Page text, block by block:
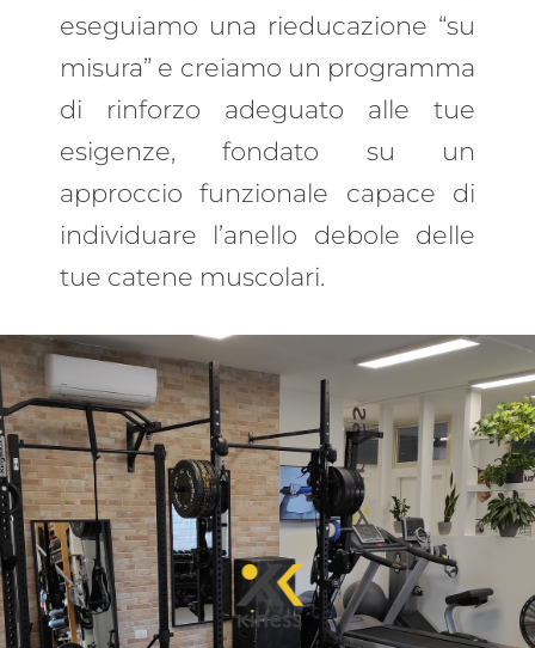
eseguiamo una rieducazione “su
misura” e creiamo un programma
di rinforzo adeguato alle tue
esigenze, fondato su un
approccio funzionale capace di
individuare l’anello debole delle
tue catene muscolari.